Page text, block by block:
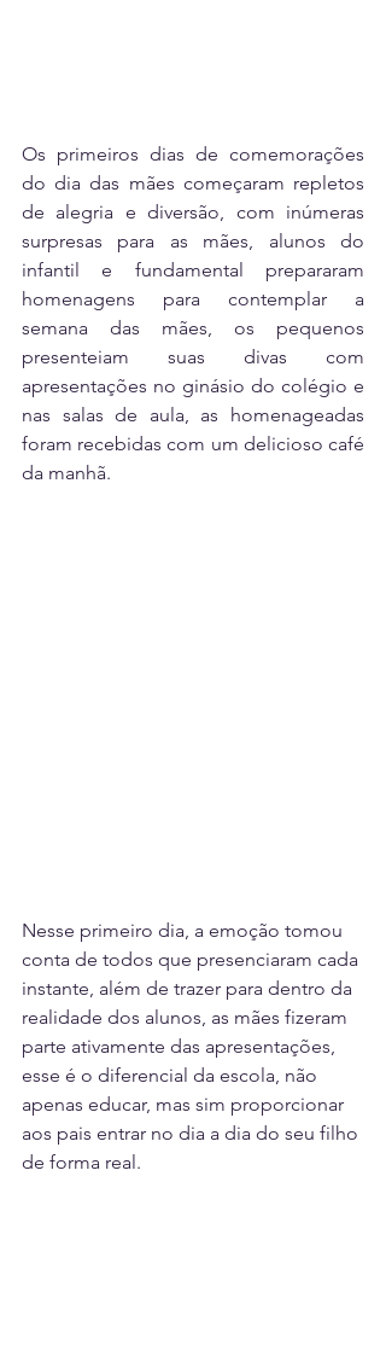
Os primeiros dias de comemorações
do dia das mães começaram repletos
de alegria e diversão, com inúmeras
surpresas para as mães, alunos do
infantil e fundamental prepararam
homenagens para contemplar a
semana das mães, os pequenos
presenteiam suas divas com
apresentações no ginásio do colégio e
nas salas de aula, as homenageadas
foram recebidas com um delicioso café
da manhã.
Nesse primeiro dia, a emoção tomou
conta de todos que presenciaram cada
instante, além de trazer para dentro da
realidade dos alunos, as mães fizeram
parte ativamente das apresentações,
esse é o diferencial da escola, não
apenas educar, mas sim proporcionar
aos pais entrar no dia a dia do seu filho
de forma real.